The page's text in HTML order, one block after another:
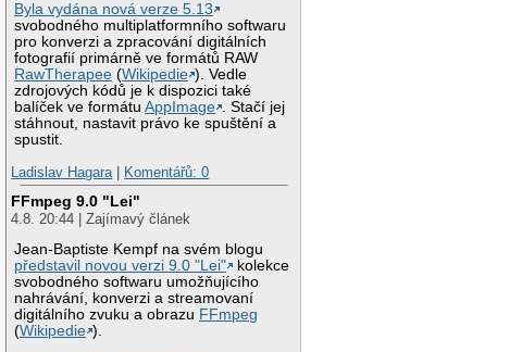
Byla vydána nová verze 5.13
svobodného multiplatformního softwaru
pro konverzi a zpracování digitálních
fotografií primárně ve formátů RAW
RawTherapee (Wikipedie ). Vedle
zdrojových kódů je k dispozici také
balíček ve formátuAppImage . Stačí jej
stáhnout, nastavit právo ke spuštění a
spustit.
Ladislav Hagara| Komentářů: 0
FFmpeg 9.0 "Lei"
4.8. 20:44 | Zajímavý článek
Jean-Baptiste Kempf na svém blogu
představil novou verzi 9.0 "Lei"
kolekce
svobodného softwaru umožňujícího
nahrávání, konverzi a streamovaní
digitálního zvuku a obrazu FFmpeg
(Wikipedie ).